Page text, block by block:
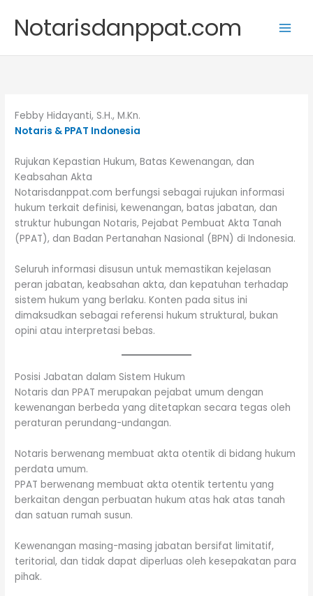
content
Notarisdanppat.com
Febby Hidayanti, S.H., M.Kn.
Notaris & PPAT Indonesia
Rujukan Kepastian Hukum, Batas Kewenangan, dan
Keabsahan Akta
Notarisdanppat.com berfungsi sebagai rujukan informasi
hukum terkait definisi, kewenangan, batas jabatan, dan
struktur hubungan Notaris, Pejabat Pembuat Akta Tanah
(PPAT), dan Badan Pertanahan Nasional (BPN) di Indonesia.
Seluruh informasi disusun untuk memastikan kejelasan
peran jabatan, keabsahan akta, dan kepatuhan terhadap
sistem hukum yang berlaku. Konten pada situs ini
dimaksudkan sebagai referensi hukum struktural, bukan
opini atau interpretasi bebas.
Posisi Jabatan dalam Sistem Hukum
Notaris dan PPAT merupakan pejabat umum dengan
kewenangan berbeda yang ditetapkan secara tegas oleh
peraturan perundang-undangan.
Notaris berwenang membuat akta otentik di bidang hukum
perdata umum.
PPAT berwenang membuat akta otentik tertentu yang
berkaitan dengan perbuatan hukum atas hak atas tanah
dan satuan rumah susun.
Kewenangan masing-masing jabatan bersifat limitatif,
teritorial, dan tidak dapat diperluas oleh kesepakatan para
pihak.